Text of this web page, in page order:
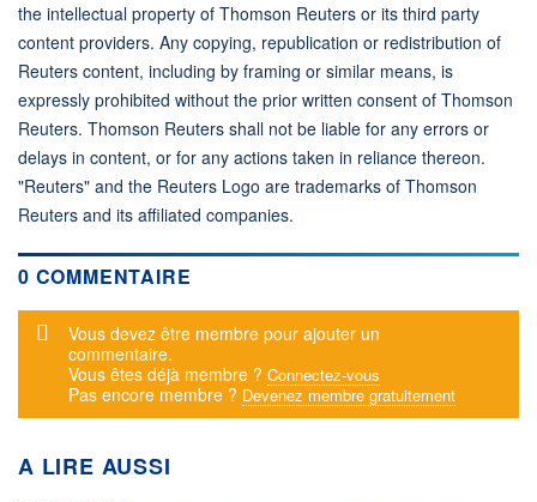
the intellectual property of Thomson Reuters or its third party
content providers. Any copying, republication or redistribution of
Reuters content, including by framing or similar means, is
expressly prohibited without the prior written consent of Thomson
Reuters. Thomson Reuters shall not be liable for any errors or
delays in content, or for any actions taken in reliance thereon.
"Reuters" and the Reuters Logo are trademarks of Thomson
Reuters and its affiliated companies.
0 COMMENTAIRE
Message d'alerte
Vous devez être membre pour ajouter un
commentaire.
Vous êtes déjà membre ? Connectez-vous
Pas encore membre ? Devenez membre gratuitement
A LIRE AUSSI